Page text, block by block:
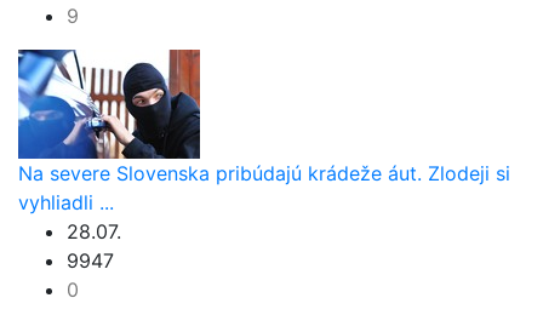
9
Na severe Slovenska pribúdajú krádeže áut. Zlodeji si
vyhliadli ...
28.07.
9947
0